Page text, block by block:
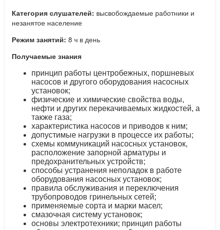
Категория слушателей: высвобождаемые работники и
незанятое население
Режим занятий: 8 ч в день
Получаемые знания
принцип работы центробежных, поршневых
насосов и другого оборудования насосных
установок;
физические и химические свойства воды,
нефти и других перекачиваемых жидкостей, а
также газа;
характеристика насосов и приводов к ним;
допустимые нагрузки в процессе их работы;
схемы коммуникаций насосных установок,
расположение запорной арматуры и
предохранительных устройств;
способы устранения неполадок в работе
оборудования насосных установок;
правила обслуживания и переключения
трубопроводов гринельных сетей;
применяемые сорта и марки масел;
смазочная систему установок;
основы электротехники; принцип работы